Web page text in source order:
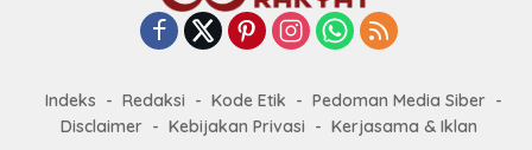
Indeks Redaksi Kode Etik
Pedoman Media Siber
Disclaimer
Kebijakan Privasi
Kerjasama & Iklan